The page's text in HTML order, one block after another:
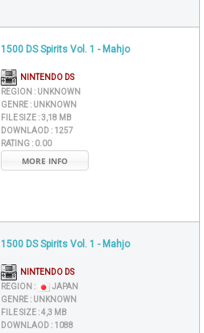
1500 DS Spirits Vol. 1 - Mahjo
NINTENDO DS
REGION : UNKNOWN
GENRE : UNKNOWN
FILE SIZE :3,18 MB
DOWNLAOD : 1257
RATING : 0.00
MORE INFO
1500 DS Spirits Vol. 1 - Mahjo
NINTENDO DS
REGION :
JAPAN
GENRE : UNKNOWN
FILE SIZE :4,3 MB
DOWNLAOD : 1088